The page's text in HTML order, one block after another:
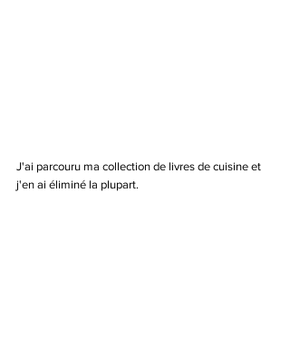
J'ai parcouru ma collection de livres de cuisine et
j'en ai éliminé la plupart.